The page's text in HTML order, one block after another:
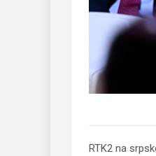
RTK2 na